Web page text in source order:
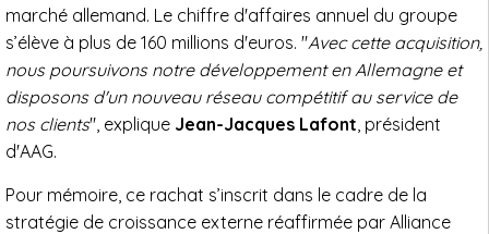
marché allemand. Le chiffre d'affaires annuel du groupe
s’élève à plus de 160 millions d'euros. "Avec cette acquisition,
nous poursuivons notre développement en Allemagne et
disposons d'un nouveau réseau compétitif au service de
nos clients", explique Jean-Jacques Lafont , président
d'AAG.
Pour mémoire, ce rachat s’inscrit dans le cadre de la
stratégie de croissance externe réaffirmée par Alliance